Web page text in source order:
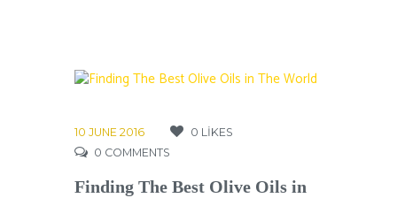
10 JUNE 2016 0 LIKES
0 COMMENTS
Finding The Best Olive Oils in